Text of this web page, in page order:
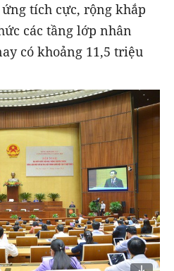
tích cực, rộng khắp
các tầng lớp nhân
có khoảng 11,5 triệu